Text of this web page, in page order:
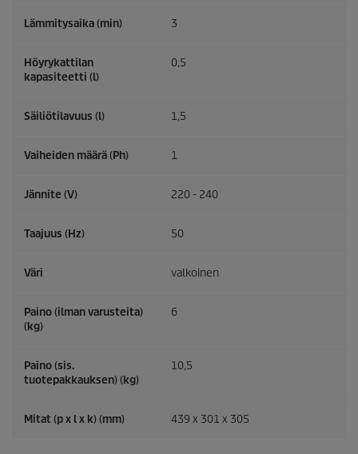
Lämmitysaika (min) 3
Höyrykattilan
kapasiteetti (l)
0,5
Säiliötilavuus (l) 1,5
Vaiheiden määrä (Ph) 1
Jännite (V) 220 - 240
Taajuus (Hz) 50
Väri valkoinen
Paino (ilman varusteita)
(kg)
6
Paino (sis.
tuotepakkauksen) (kg)
10,5
Mitat (p x l x k) (mm) 439 x 301 x 305